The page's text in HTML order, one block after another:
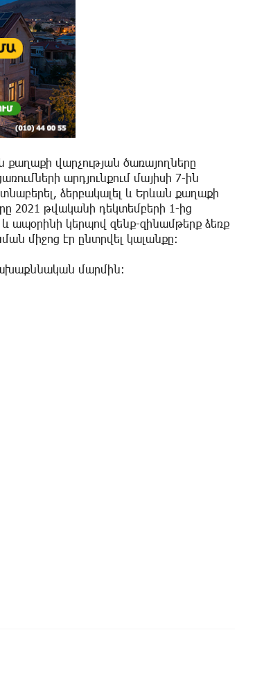
վարչության ծառայողները
արդյունքում մայիսի 7-ին
ձերբակալել և Երևան քաղաքի
2021 թվականի դեկտեմբերի 1-ից
ապօրինի կերպով զենք-զինամթերք ձեռք
միջոց էր ընտրվել կալանքը։
մարմին։